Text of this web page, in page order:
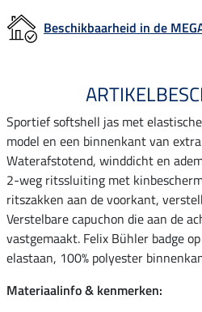
Beschikbaarheid in de
Sportief softshell jas met
model en een binnenkant van
Waterafstotend, winddicht en
2-weg ritssluiting met
ritszakken aan de voorkant,
Verstelbare capuchon die aan de
vastgemaakt. Felix Bühler badge
elastaan, 100% polyester
Materiaalinfo & kenmerken: